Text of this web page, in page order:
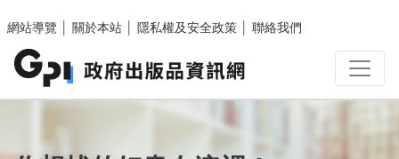
網站導覽
關於本站 隱私權及安全政策 聯絡我們